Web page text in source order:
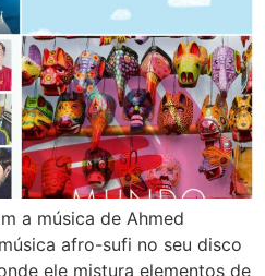
a música de Ahmed
afro-sufi no seu disco
ele mistura elementos de